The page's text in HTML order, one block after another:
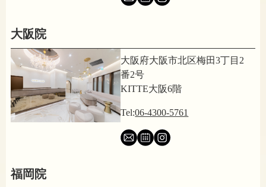
大阪院
大阪府大阪市北区梅田3丁目2
番2号
KITTE大阪6階
Tel:06-4300-5761
福岡院